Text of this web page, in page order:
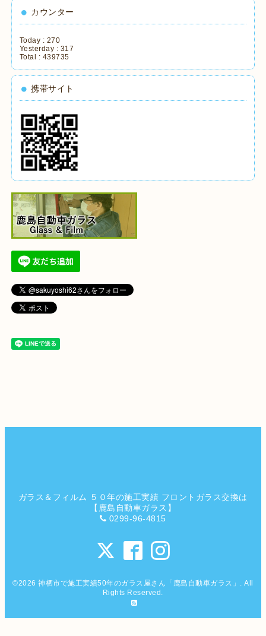
カウンター
Today : 270
Yesterday : 317
Total : 439735
携帯サイト
ガラス＆フィルム ５０年の施工実績 フロントガラス交換は
【鹿島自動車ガラス】
0299-96-4815
©2026神栖市で施工実績50年のガラス屋さん「鹿島自動車ガラス」 . All
Rights Reserved.